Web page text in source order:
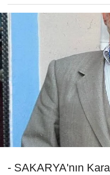
- SAKARYA'nın